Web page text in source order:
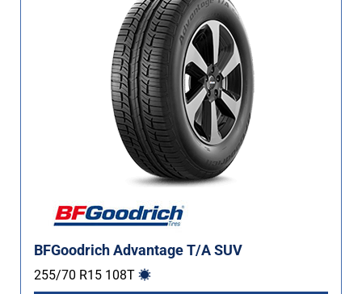
BFGoodrich Advantage T/A SUV
255/70 R15 108T